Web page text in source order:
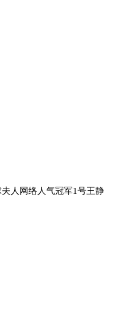
人网络人气冠军1号王静